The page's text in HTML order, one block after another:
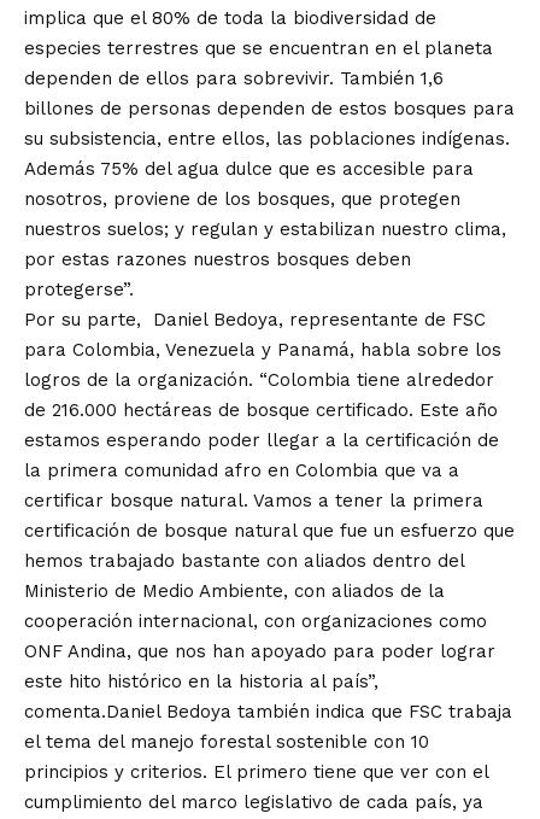
implica que el 80% de toda la biodiversidad de
especies terrestres que se encuentran en el planeta
dependen de ellos para sobrevivir. También 1,6
billones de personas dependen de estos bosques para
su subsistencia, entre ellos, las poblaciones indígenas.
Además 75% del agua dulce que es accesible para
nosotros, proviene de los bosques, que protegen
nuestros suelos; y regulan y estabilizan nuestro clima,
por estas razones nuestros bosques deben
protegerse”.
Por su parte, Daniel Bedoya, representante de FSC
para Colombia, Venezuela y Panamá, habla sobre los
logros de la organización. “Colombia tiene alrededor
de 216.000 hectáreas de bosque certificado. Este año
estamos esperando poder llegar a la certificación de
la primera comunidad afro en Colombia que va a
certificar bosque natural. Vamos a tener la primera
certificación de bosque natural que fue un esfuerzo que
hemos trabajado bastante con aliados dentro del
Ministerio de Medio Ambiente, con aliados de la
cooperación internacional, con organizaciones como
ONF Andina, que nos han apoyado para poder lograr
este hito histórico en la historia al país”,
comenta.Daniel Bedoya también indica que FSC trabaja
el tema del manejo forestal sostenible con 10
principios y criterios. El primero tiene que ver con el
cumplimiento del marco legislativo de cada país, ya